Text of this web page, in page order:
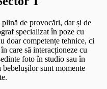
plină de provocări, dar și de
specializat în poze cu
doar competențe tehnice, ci
care să interacționeze cu
foto în studio sau în
bebelușilor sunt momente